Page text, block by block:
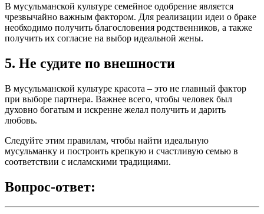
В мусульманской культуре семейное одобрение является
чрезвычайно важным фактором. Для реализации идеи о браке
необходимо получить благословения родственников, а также
получить их согласие на выбор идеальной жены.
5. Не судите по внешности
В мусульманской культуре красота – это не главный фактор
при выборе партнера. Важнее всего, чтобы человек был
духовно богатым и искренне желал получить и дарить
любовь.
Следуйте этим правилам, чтобы найти идеальную
мусульманку и построить крепкую и счастливую семью в
соответствии с исламскими традициями.
Вопрос-ответ: